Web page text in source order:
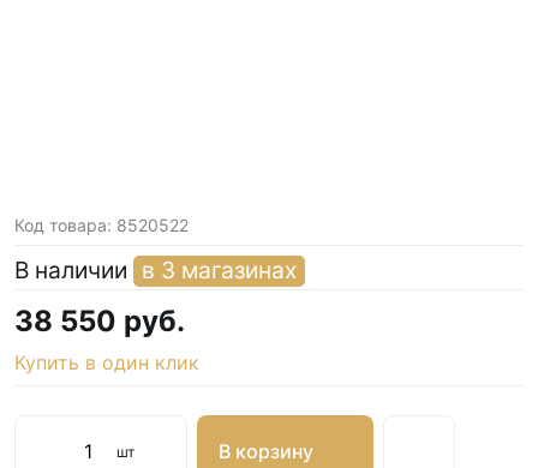
Код товара: 8520522
В наличии в 3 магазинах
38 550 руб.
Купить в один клик
шт В корзину